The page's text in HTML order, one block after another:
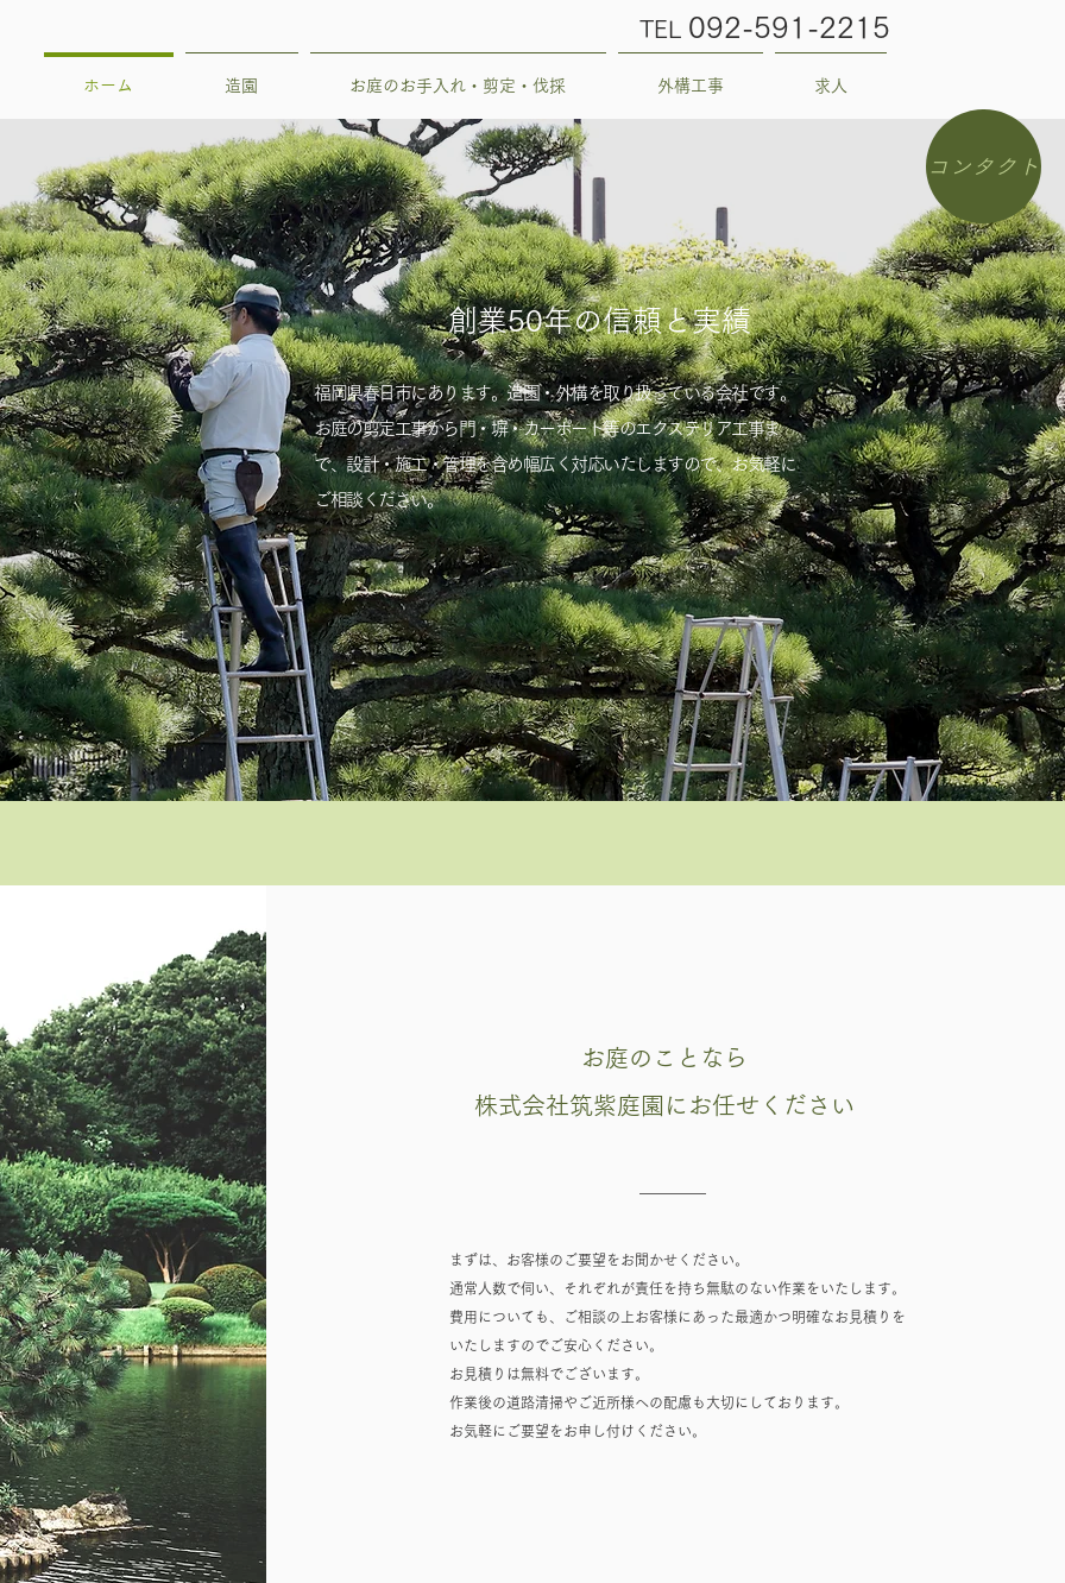
コンタクト
ホーム 造園 お庭のお手入れ・剪定・伐採 外構工事 求人
TEL 092-591-2215
創業50年の信頼と実績
福岡県春日市にあります。造園・外構を取り扱っている会社です。
お庭の剪定工事から門・塀・カーポート等のエクステリア工事ま
で、設計・施工・管理を含め幅広く対応いたしますので、お気軽に
ご相談ください。
お庭のことなら
​株式会社筑紫庭園にお任せください
まずは、お客様のご要望をお聞かせください。
通常人数で伺い、それぞれが責任を持ち無駄のない作業をいたします。
費用についても、ご相談の上お客様にあった最適かつ明確なお見積りを
いたしますのでご安心ください。
お見積りは無料でございます。
作業後の道路清掃やご近所様への配慮も大切にしております。
お気軽にご要望をお申し付けください。